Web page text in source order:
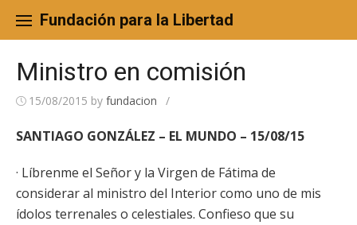
content
Fundación para la Libertad
Ministro en comisión
15/08/2015 by fundacion /
SANTIAGO GONZÁLEZ – EL MUNDO – 15/08/15
· Líbrenme el Señor y la Virgen de Fátima de
considerar al ministro del Interior como uno de mis
ídolos terrenales o celestiales. Confieso que su